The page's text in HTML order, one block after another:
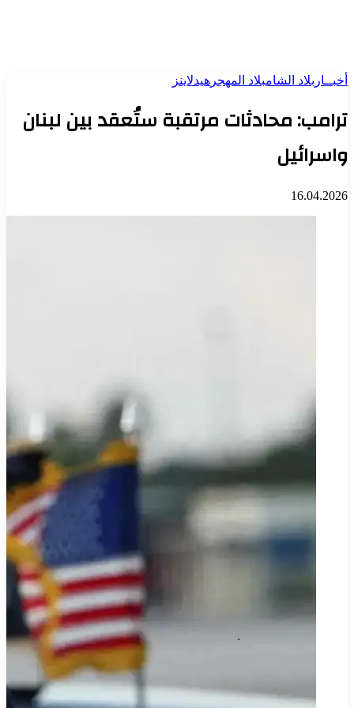
أخبــار بلاد الشامبلاد المهجر هيدلاينز
ترامب: محادثات مرتقبة ستُعقد بين لبنان
واسرائيل
16.04.2026